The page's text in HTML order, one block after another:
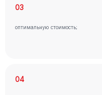
03
оптимальную стоимость;
04